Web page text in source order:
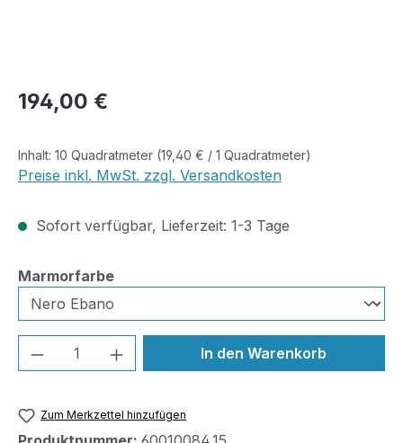
Regulärer Preis:
194,00 €
Inhalt: 10 Quadratmeter (19,40 € / 1 Quadratmeter)
Preise inkl. MwSt. zzgl. Versandkosten
Sofort verfügbar, Lieferzeit: 1-3 Tage
Marmorfarbeauswählen
Produkt Anzahl: Gib denIn den Warenkorb
Zum Merkzettel hinzufügen